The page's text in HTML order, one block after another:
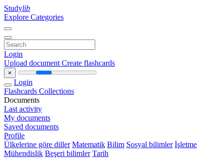
Studylib
Explore Categories
Login
Upload document Create flashcards
×
Login
Flashcards Collections
Documents
Last activity
My documents
Saved documents
Profile
Ülkelerine göre diller Matematik Bilim Sosyal bilimler İşletme
Mühendislik Beşeri bilimler Tarih